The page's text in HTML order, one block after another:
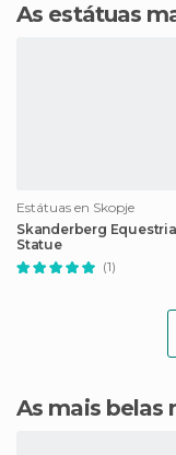
As estátuas
Estátuas en Skopje
Skanderberg
Statue
(1)
As mais belas